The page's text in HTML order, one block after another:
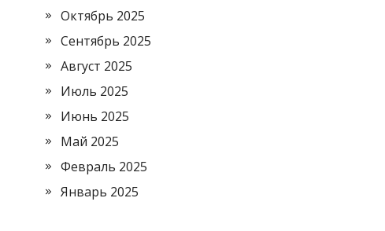
Октябрь 2025
Сентябрь 2025
Август 2025
Июль 2025
Июнь 2025
Май 2025
Февраль 2025
Январь 2025